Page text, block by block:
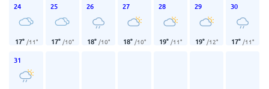
24
17° /11°
25
17° /10°
26
18° /10°
27
18° /10°
28
19° /11°
29
19° /12°
30
17° /11°
31